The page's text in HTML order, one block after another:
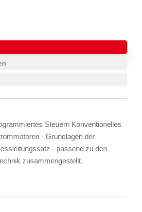
Steuern Konventionelles
- Grundlagen der
- passend zu den
zusammengestellt.